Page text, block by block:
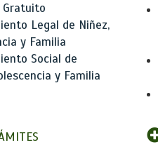
Legal de Niñez,
y Familia
Social de
y Familia